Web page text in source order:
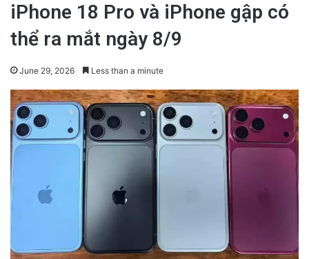
iPhone 18 Pro và iPhone gập có
thể ra mắt ngày 8/9
June 29, 2026 Less than a minute